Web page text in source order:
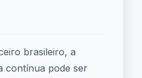
brasileiro, a
contínua pode ser